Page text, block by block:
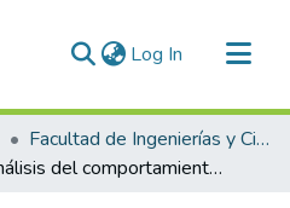
Log In (current)
Facultad de Ingenierías y Ciencias Puras
Análisis del comportamiento sísmico de una edificación de concreto armado de 5 niveles con aisladores de base